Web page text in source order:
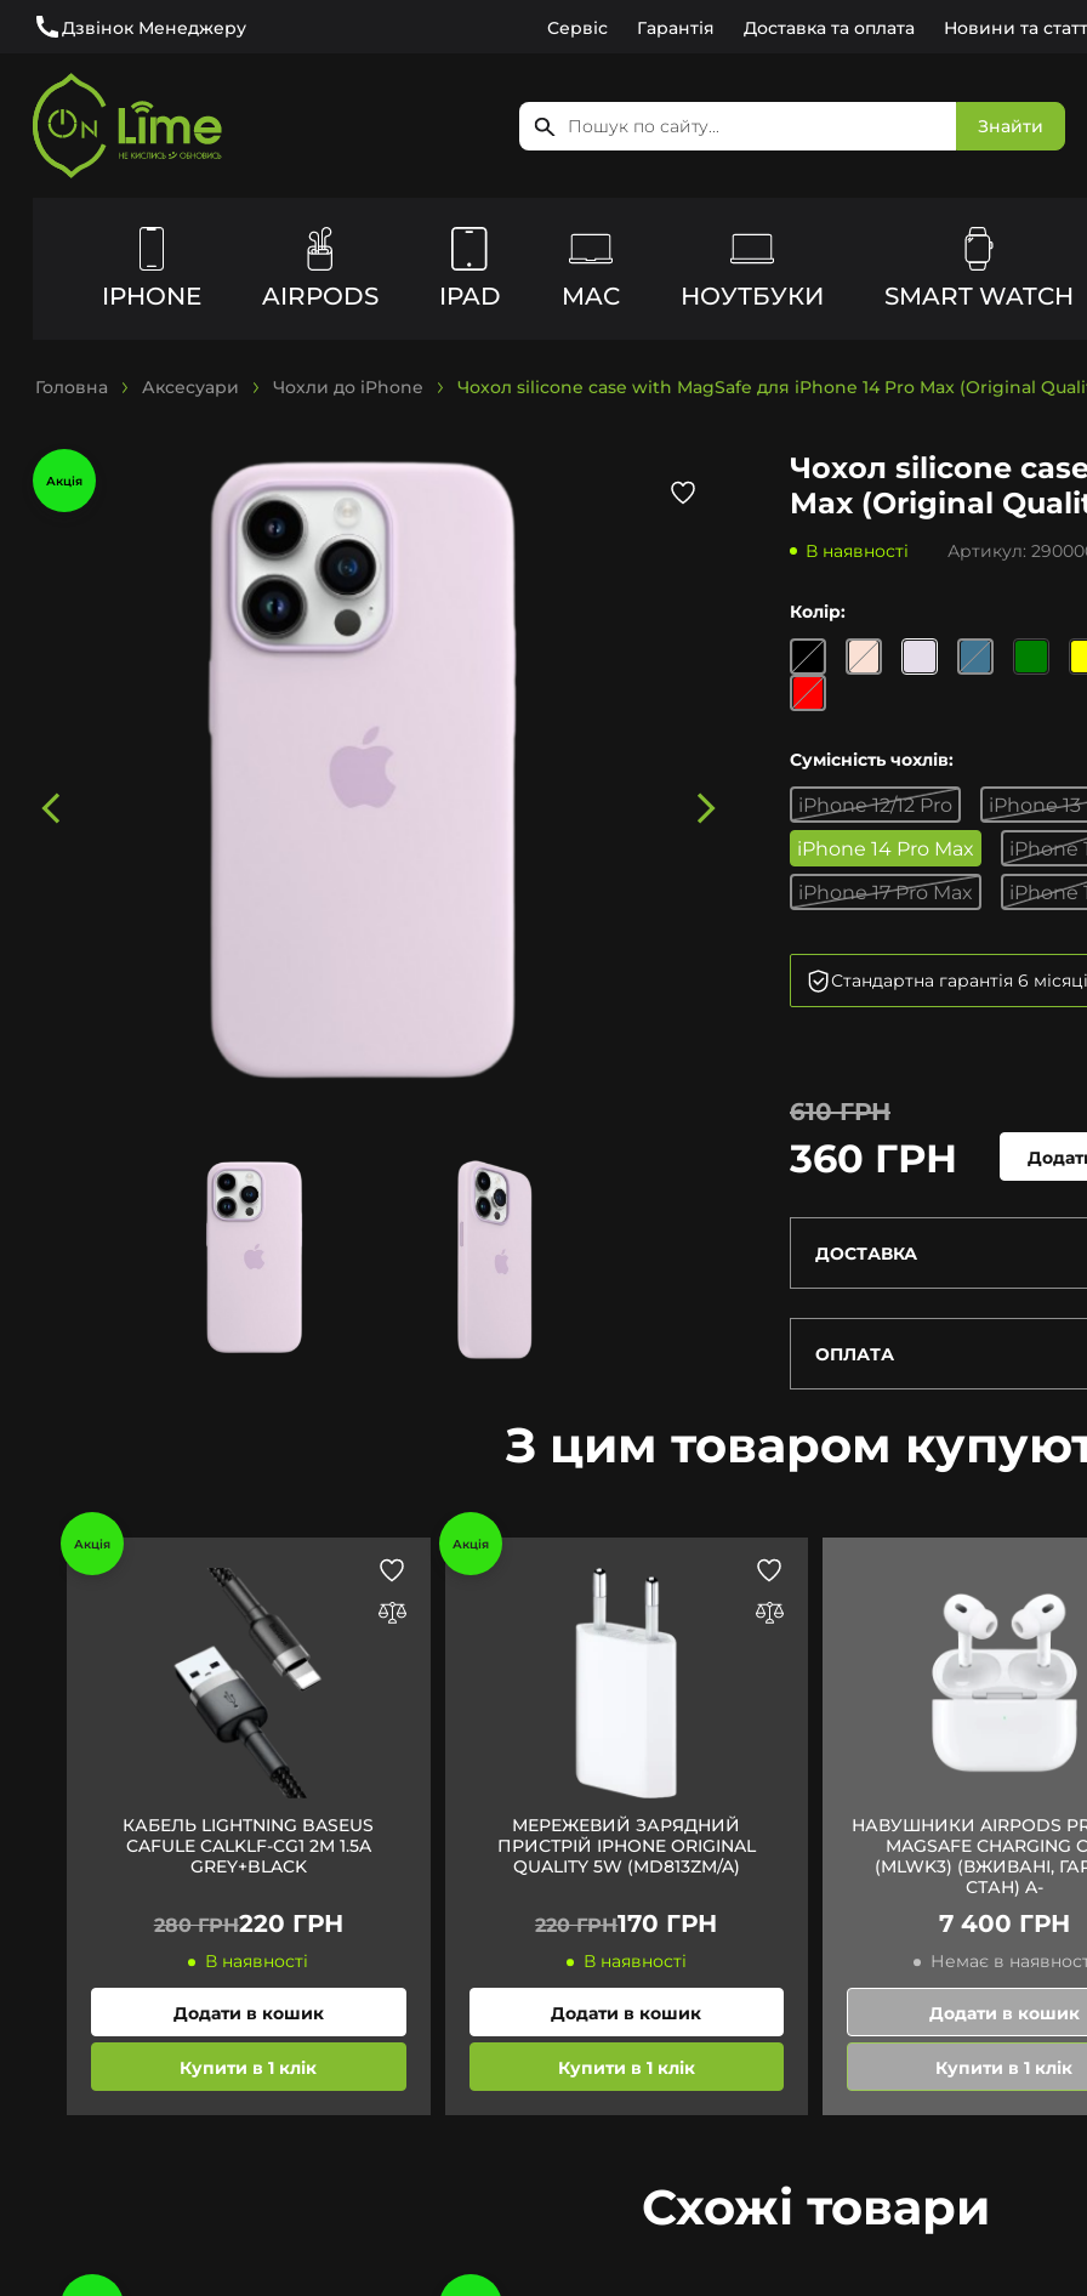
Дзвінок Менеджеру Сервіс Гарантія Доставка та оплата Новини та
Знайти
IPHONE AIRPODS IPAD MAC НОУТБУКИ SMART WATCH
Головна Аксесуари Чохли до iPhone Чохол silicone case with MagSafe для iPhone 14 Pro Max (Original
Акція
Чохол silicone
Max (Original
В наявності Артикул:
Колір:
Сумісність чохлів:
iPhone 12/12 Pro iPhone
iPhone 14 Pro Max
iPhone
iPhone 17 Pro Max
iPhone
Стандартна гарантія 6
610 ГРН
360 ГРН
ДОСТАВКА
ОПЛАТА
З цим товаром
Акція
КАБЕЛЬ LIGHTNING BASEUS
CAFULE CALKLF-CG1 2M 1.5A
GREY+BLACK
280 ГРН220 ГРН
В наявності
Додати в кошик
Купити в 1 клік
Акція
МЕРЕЖЕВИЙ ЗАРЯДНИЙ
ПРИСТРІЙ IPHONE ORIGINAL
QUALITY 5W (MD813ZM/A)
220 ГРН170 ГРН
В наявності
Додати в кошик
Купити в 1 клік
НАВУШНИКИ AIRPODS
MAGSAFE CHARGING
(MLWK3) (ВЖИВАНІ,
СТАН) A-
7 400 ГРН
Немає в
Додати в кошик
Купити в 1 клік
Схожі товари